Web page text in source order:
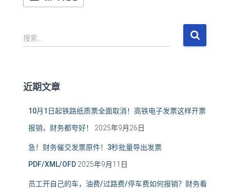
搜
索
搜索…
近期文章
10月1日起铁路纸质票全面取消！高铁电子发票这样开票
报销，财务都夸好！ 2025年9月26日
急！财务催交发票原件！3秒批量导出发票
PDF/XML/OFD 2025年9月11日
员工开自己的车，油费/过路费/停车费如何报销？财务看